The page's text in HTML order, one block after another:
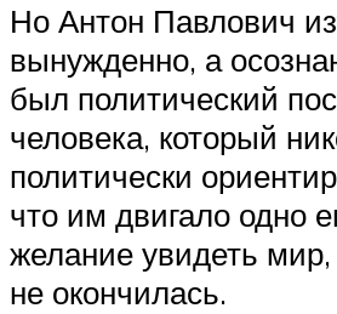
Но Антон Павлович
вынужденно, а
был политический
человека, который
политически
что им двигало одно
желание увидеть
не окончилась.